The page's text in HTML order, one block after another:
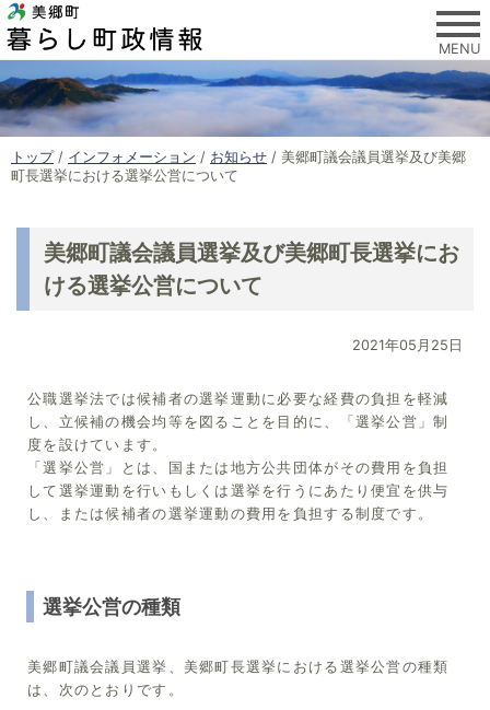
このページの本文へ
MENU
現
在
置
トップ/ インフォメーション / お知らせ / 美郷町議会議員選挙及び美郷
町長選挙における選挙公営について
美郷町議会議員選挙及び美郷町長選挙にお
ける選挙公営について
2021年05月25日
公職選挙法では候補者の選挙運動に必要な経費の負担を軽減
し、立候補の機会均等を図ることを目的に、「選挙公営」制
度を設けています。
「選挙公営」とは、国または地方公共団体がその費用を負担
して選挙運動を行いもしくは選挙を行うにあたり便宜を供与
し、または候補者の選挙運動の費用を負担する制度です。
選挙公営の種類
美郷町議会議員選挙、美郷町長選挙における選挙公営の種類
は、次のとおりです。